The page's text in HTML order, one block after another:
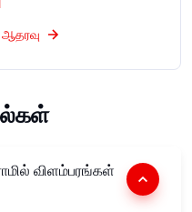
விளம்பரங்கள்